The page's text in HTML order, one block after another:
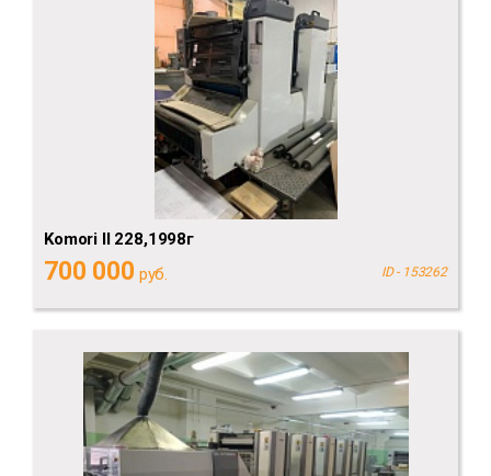
Komori II 228,1998г
700 000 руб. ID - 153262